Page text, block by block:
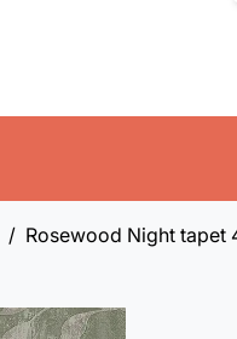
Rosewood Night tapet